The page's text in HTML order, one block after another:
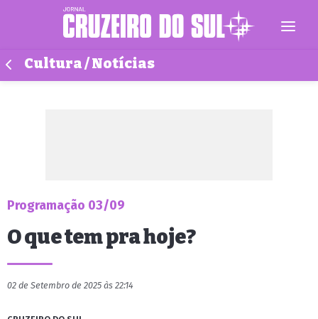
Cultura / Notícias
Programação 03/09
O que tem pra hoje?
02 de Setembro de 2025 às 22:14